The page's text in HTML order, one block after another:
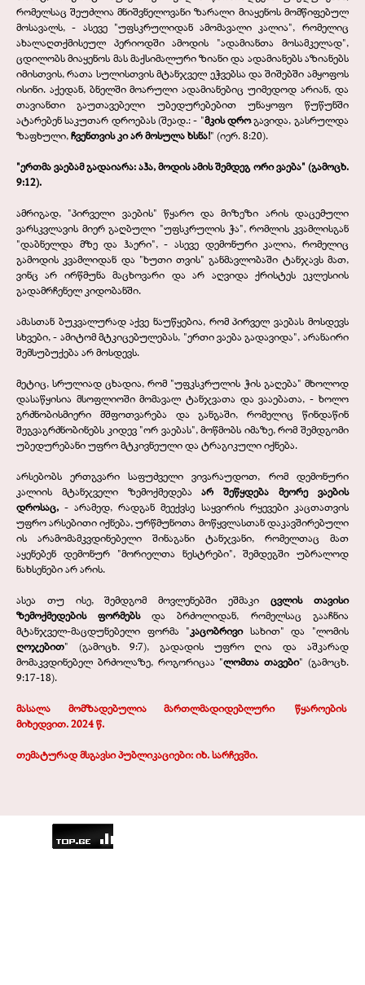
რომელსაც შეუძლია მნიშვნელოვანი ზარალი მიაყენოს მომწიფებულ
მოსავალს, - ასევე "უფსკრულიდან ამომავალი კალია", რომელიც
ახალაღთქმისეულ პერიოდში ამოდის "ადამიანთა მოსამკელად",
ცდილობს მიაყენოს მას მაქსიმალური ზიანი და ადამიანებს აზიანებს
იმისთვის, რათა სულისთვის მტანჯველ ეჭვებსა და შიშებში ამყოფოს
ისინი. აქედან, ბნელში მოარული ადამიანებიც უიმედოდ არიან, და
თავიანთი გაუთავებელი უბედურებებით უნაყოფო წუწუნში
ატარებენ საკუთარ დროებას (შეად.: - "მკის დროგავიდა, გასრულდა
ზაფხული,ჩვენთვის კი არ მოსულა ხსნა!" (იერ. 8:20).
"ერთმა ვაებამ გადაიარა: აჰა, მოდის ამის შემდეგ ორი ვაება" (გამოცხ.
9:12).
ამრიგად, "პირველი ვაების" წყარო და მიზეზი არის დაცემული
ვარსკვლავის მიერ გაღბული "უფსკრულის ჭა", რომლის კვამლისგან
"დაბნელდა მზე და ჰაერი", - ასევე დემონური კალია, რომელიც
გამოდის კვამლიდან და "ხუთი თვის" განმავლობაში ტანჯავს მათ,
ვინც არ ირწმუნა მაცხოვარი და არ აღვიდა ქრისტეს ეკლესიის
გადამრჩენელ კიდობანში.
ამასთან ბუკვალურად აქვე ნაუწყებია, რომ პირველ ვაებას მოსდევს
სხვები, - ამიტომ მტკიცებულებას, "ერთი ვაება გადავიდა", არანაირი
შემსუბუქება არ მოსდევს.
მეტიც, სრულიად ცხადია, რომ "უფკსკრულის ჭის გაღება" მხოლოდ
დასაწყისია მსოფლიოში მომავალ ტანჯვათა და ვააებათა, - ხოლო
გრძნობისმიერი მშფოთვარება და განგაში, რომელიც წინდაწინ
შეგვაგრძნობინებს კიდევ "ორ ვაებას", მოწმობს იმაზე, რომ შემდგომი
უბედურებანი უფრო მტკივნეული და ტრაგიკული იქნება.
არსებობს ერთგვარი საფუძველი ვივარაუდოთ, რომ დემონური
კალიის მტანჯველი ზემოქმედებაარ შეწყდება მეორე ვაების
დროსაც,- არამედ, რადგან მეექვსე საყვირის რყევები კაცთათვის
უფრო არსებითი იქნება, ურწმუნოთა მოწყვლასთან დაკავშირებული
ის არამომამკვდინებელი შინაგანი ტანჯვანი, რომელთაც მათ
აყენებენ დემონურ "მორიელთა ნესტრები", შემდეგში უბრალოდ
ნახსენები არ არის.
ასეა თუ ისე, შემდგომ მოვლენებში ეშმაკი ცვლის თავისი
ზემოქმედების ფორმებსდა ბრძოლიდან, რომელსაც გააჩნია
მტანჯველ-მაცდუნებელი ფორმა "კაცობრივისახით" და "ლომის
ღოჯებით" (გამოცხ. 9:7), გადადის უფრო ღია და აშკარად
მომაკვდინებელ ბრძოლაზე, როგორიცაა "ლომთა თავები" (გამოცხ.
9:17-18).
მასალა მომზადებულია მართლმადიდებლური წყაროების.
მიხედვით. 2024 წ.
თემატურად მსგავსი პუბლიკაციები: იხ.სარჩევში.